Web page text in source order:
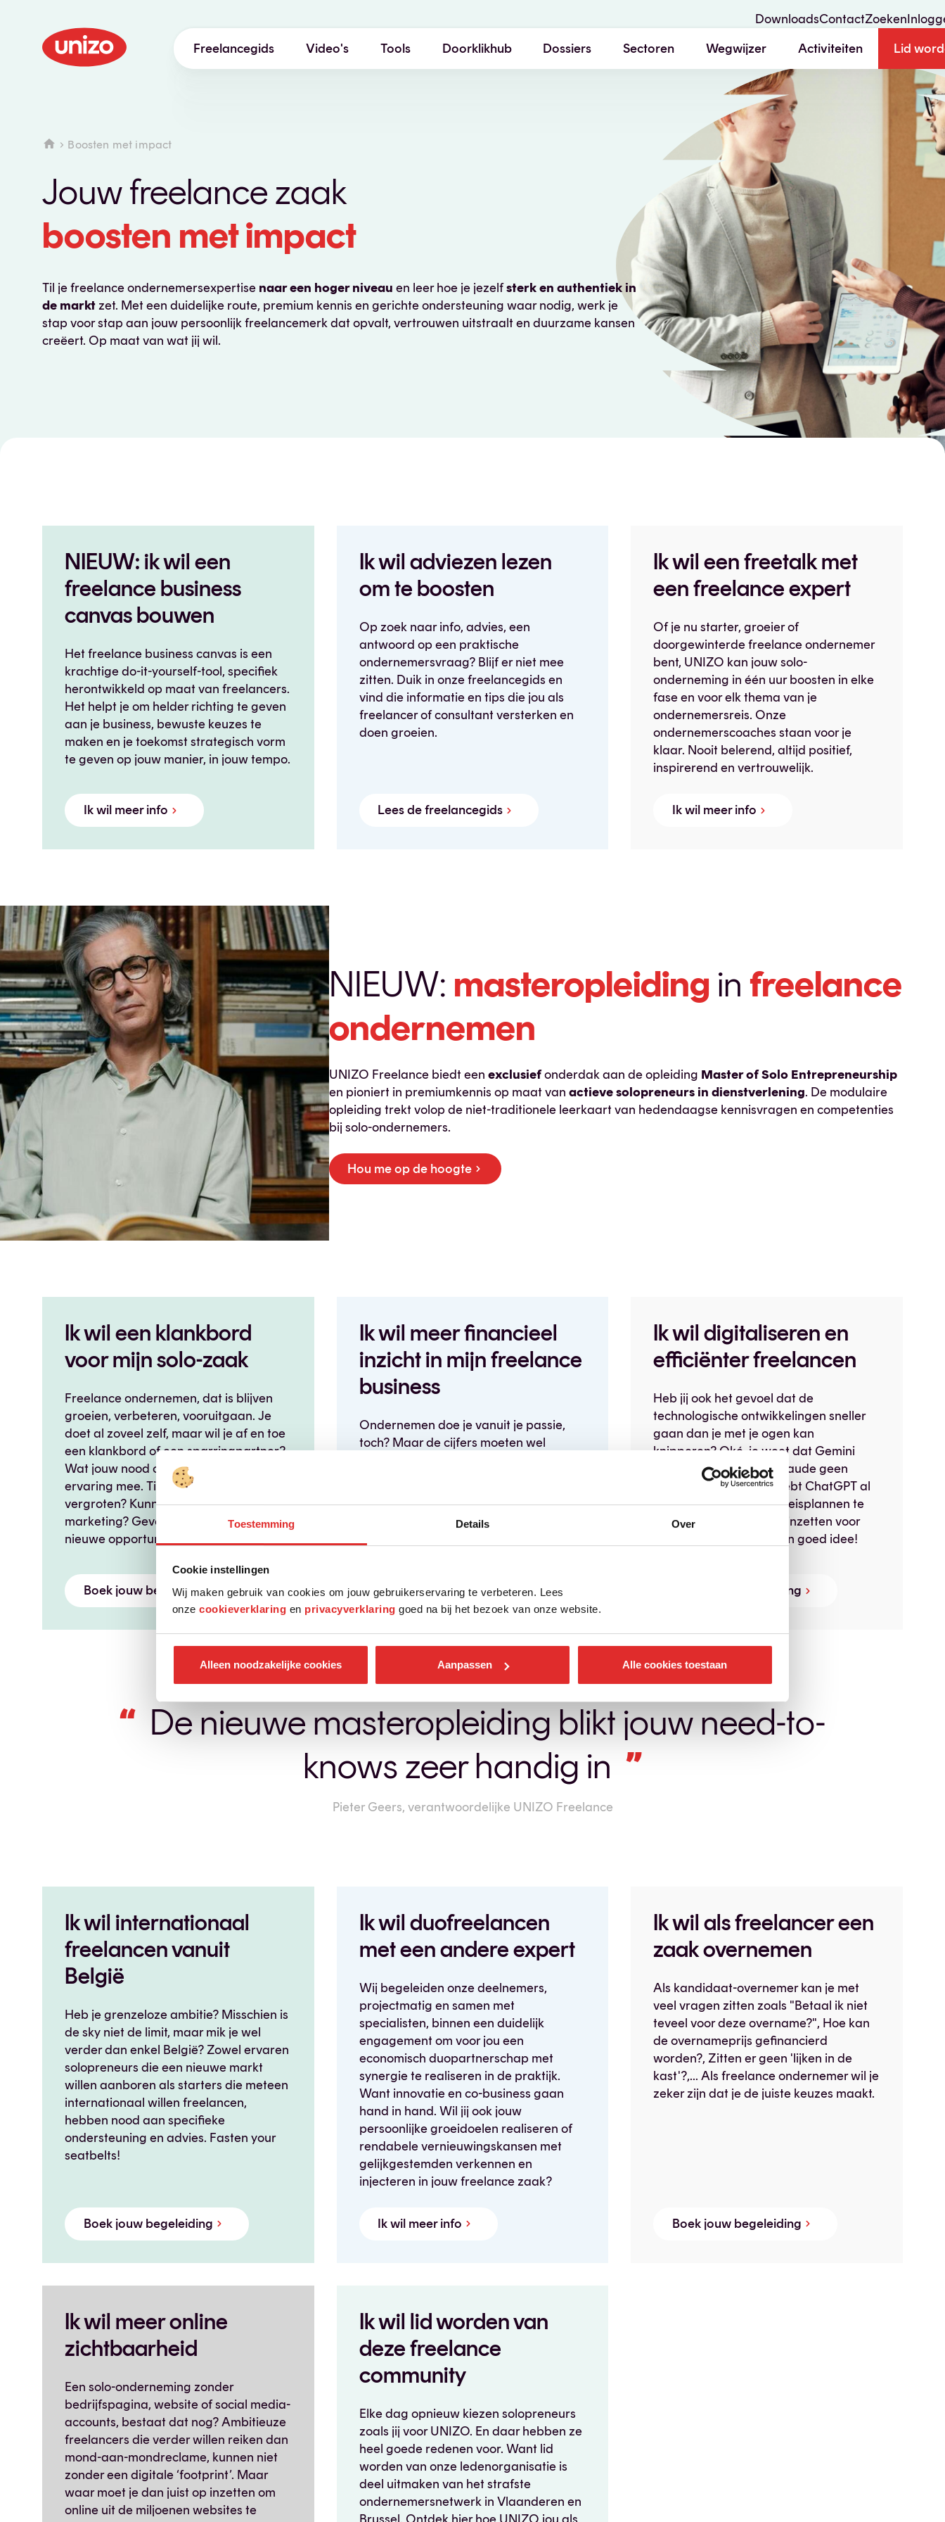
Toestemming Details Over
Cookie instellingen
Wij maken gebruik van cookies om jouw gebruikerservaring te verbeteren. Lees
onze cookieverklaring en privacyverklaring goed na bij het bezoek van onze website.
Alleen noodzakelijke cookies Aanpassen Alle cookies toestaan
Freelancegids
Digitaal
Tips
Lesgeven
Samenwerken
Video's Tools Doorklikhub Dossiers Sectoren Wegwijzer
Starten of heroriënteren
Boosten met impact
Activiteiten Lid
DownloadsContactZoeken
Boosten met impact
Jouw freelance zaak
boosten met impact
Til je freelance ondernemersexpertise naar een hoger niveau en leer hoe je jezelfsterk en authentiek in
de marktzet. Met een duidelijke route, premium kennis en gerichte ondersteuning waar nodig, werk je
stap voor stap aan jouw persoonlijk freelancemerk dat opvalt, vertrouwen uitstraalt en duurzame kansen
creëert. Op maat van wat jij wil.
NIEUW: ik wil een
freelance business
canvas bouwen
Het freelance business canvas is een
krachtige do-it-yourself-tool, specifiek
herontwikkeld op maat van freelancers.
Het helpt je om helder richting te geven
aan je business, bewuste keuzes te
maken en je toekomst strategisch vorm
te geven op jouw manier, in jouw tempo.
Ik wil meer info
Ik wil adviezen lezen
om te boosten
Op zoek naar info, advies, een
antwoord op een praktische
ondernemersvraag? Blijf er niet mee
zitten. Duik in onze freelancegids en
vind die informatie en tips die jou als
freelancer of consultant versterken en
doen groeien.
Lees de freelancegids
Ik wil een freetalk met
een freelance expert
Of je nu starter, groeier of
doorgewinterde freelance ondernemer
bent, UNIZO kan jouw solo-
onderneming in één uur boosten in elke
fase en voor elk thema van je
ondernemersreis. Onze
ondernemerscoaches staan voor je
klaar. Nooit belerend, altijd positief,
inspirerend en vertrouwelijk.
Ik wil meer info
NIEUW: masteropleiding in freelance
ondernemen
UNIZO Freelance biedt een exclusiefonderdak aan de opleiding Master of Solo Entrepreneurship
en pioniert in premiumkennis op maat van actieve solopreneurs in dienstverlening. De modulaire
opleiding trekt volop de niet-traditionele leerkaart van hedendaagse kennisvragen en competenties
bij solo-ondernemers.
Hou me op de hoogte
Ik wil een klankbord
voor mijn solo-zaak
Freelance ondernemen, dat is blijven
groeien, verbeteren, vooruitgaan. Je
doet al zoveel zelf, maar wil je af en toe
een klankbord of een sparringpartner?
Wat jouw nood ook is, we hebben er
ervaring mee. Tips om jouw omzet te
vergroten? Kunnen we. Advies over
marketing? Geven we. Op zoek naar
nieuwe opportuniteiten? Tonen we.
Boek jouw begeleiding
Ik wil meer financieel
inzicht in mijn freelance
business
Ondernemen doe je vanuit je passie,
toch? Maar de cijfers moeten wel
Wij spreken jouw taal. Én die van jouw
accountant.
Boek jouw begeleiding
Ik wil digitaliseren en
efficiënter freelancen
Heb jij ook het gevoel dat de
technologische ontwikkelingen sneller
gaan dan je met je ogen kan
knipperen? Oké, je weet dat Gemini
geen sterrenbeeld is, Claude geen
zanger uit Parijs en je hebt ChatGPT al
eens gebruikt om jouw reisplannen te
ondersteunen. Maar AI inzetten voor
jouw solo-zaak? Wat een goed idee!
Boek jouw begeleiding
De nieuwe masteropleiding blikt jouw need-to-
knows zeer handig in
Pieter Geers, verantwoordelijke UNIZO Freelance
Ik wil internationaal
freelancen vanuit
België
Heb je grenzeloze ambitie? Misschien is
de sky niet de limit, maar mik je wel
verder dan enkel België? Zowel ervaren
solopreneurs die een nieuwe markt
willen aanboren als starters die meteen
internationaal willen freelancen,
hebben nood aan specifieke
ondersteuning en advies. Fasten your
seatbelts!
Boek jouw begeleiding
Ik wil duofreelancen
met een andere expert
Wij begeleiden onze deelnemers,
projectmatig en samen met
specialisten, binnen een duidelijk
engagement om voor jou een
economisch duopartnerschap met
synergie te realiseren in de praktijk.
Want innovatie en co-business gaan
hand in hand. Wil jij ook jouw
persoonlijke groeidoelen realiseren of
rendabele vernieuwingskansen met
gelijkgestemden verkennen en
injecteren in jouw freelance zaak?
Ik wil meer info
Ik wil als freelancer een
zaak overnemen
Als kandidaat-overnemer kan je met
veel vragen zitten zoals "Betaal ik niet
teveel voor deze overname?", Hoe kan
de overnameprijs gefinancierd
worden?, Zitten er geen 'lijken in de
kast'?,... Als freelance ondernemer wil je
zeker zijn dat je de juiste keuzes maakt.
Boek jouw begeleiding
Ik wil meer online
zichtbaarheid
Een solo-onderneming zonder
bedrijfspagina, website of social media-
accounts, bestaat dat nog? Ambitieuze
freelancers die verder willen reiken dan
mond-aan-mondreclame, kunnen niet
zonder een digitale ‘footprint’. Maar
waar moet je dan juist op inzetten om
online uit de miljoenen websites te
Ik wil lid worden van
deze freelance
community
Elke dag opnieuw kiezen solopreneurs
zoals jij voor UNIZO. En daar hebben ze
heel goede redenen voor. Want lid
worden van onze ledenorganisatie is
deel uitmaken van het strafste
ondernemersnetwerk in Vlaanderen en